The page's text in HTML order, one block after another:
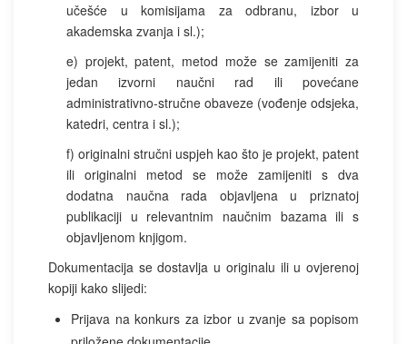
učešće u komisijama za odbranu, izbor u
akademska zvanja i sl.);
e) projekt, patent, metod može se zamijeniti za
jedan izvorni naučni rad ili povećane
administrativno-stručne obaveze (vođenje odsjeka,
katedri, centra i sl.);
f) originalni stručni uspjeh kao što je projekt, patent
ili originalni metod se može zamijeniti s dva
dodatna naučna rada objavljena u priznatoj
publikaciji u relevantnim naučnim bazama ili s
objavljenom knjigom.
Dokumentacija se dostavlja u originalu ili u ovjerenoj
kopiji kako slijedi:
Prijava na konkurs za izbor u zvanje sa popisom